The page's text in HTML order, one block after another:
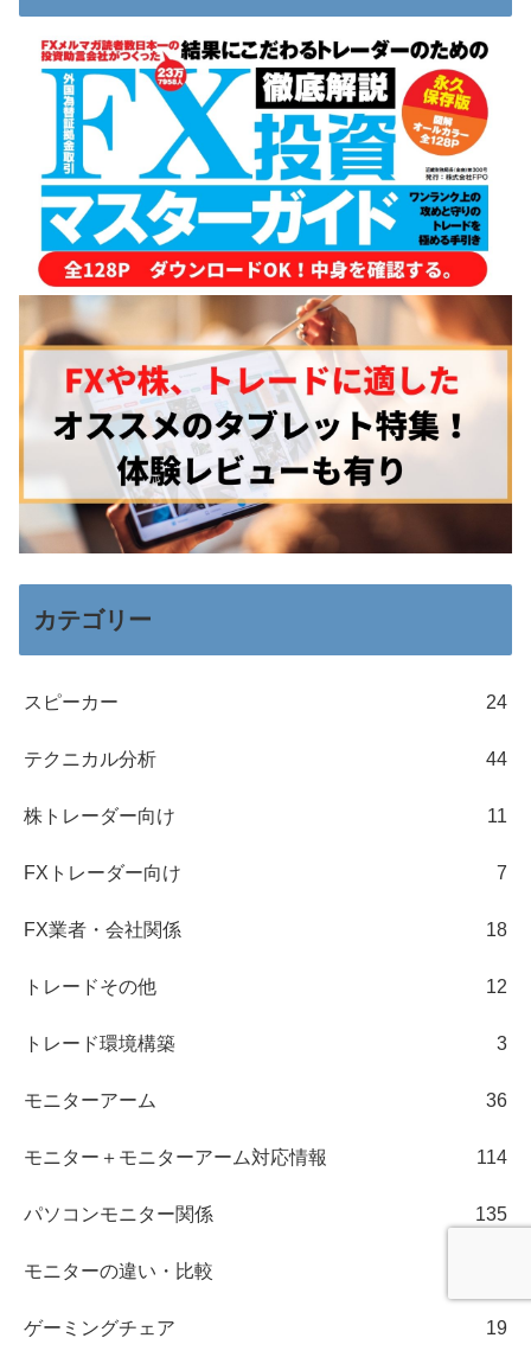
カテゴリー
スピーカー 24
テクニカル分析 44
株トレーダー向け 11
FXトレーダー向け 7
FX業者・会社関係 18
トレードその他 12
トレード環境構築 3
モニターアーム 36
モニター＋モニターアーム対応情報 114
パソコンモニター関係 135
モニターの違い・比較
ゲーミングチェア 19